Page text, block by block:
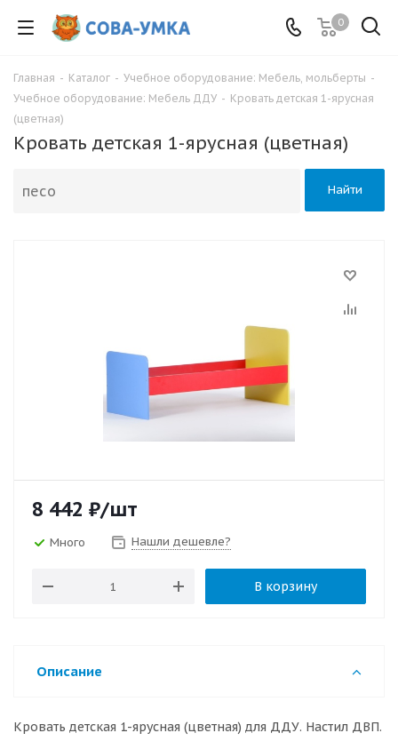
0
Главная - Каталог - Учебное оборудование: Мебель, мольберты -
Учебное оборудование: Мебель ДДУ - Кровать детская 1-ярусная
(цветная)
Кровать детская 1-ярусная (цветная)
Найти
8 442 ₽/шт
Много Нашли дешевле?
В корзину
Описание
Кровать детская 1-ярусная (цветная) для ДДУ. Настил ДВП.